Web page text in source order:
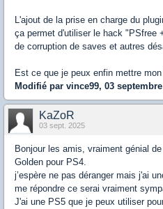
L'ajout de la prise en charge du
ça permet d'utiliser le hack "PSfree
de corruption de saves et autres
Est ce que je peux enfin mettre
Modifié par vince99, 03 septembre
KaZoR
03 sept. 2025
Bonjour les amis, vraiment génial
Golden pour PS4.
j’espère ne pas déranger mais j'ai
me répondre ce serai vraiment
J'ai une PS5 que je peux utiliser